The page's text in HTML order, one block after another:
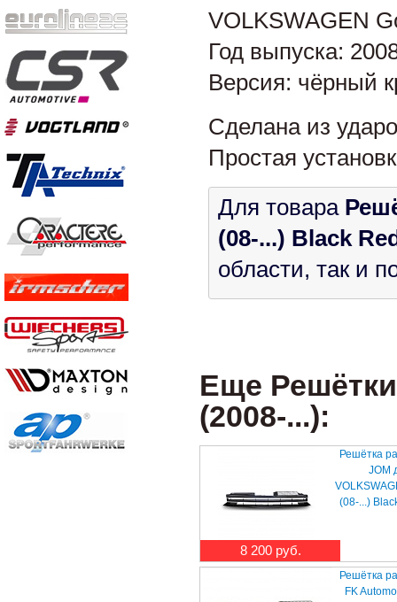
VOLKSWAGEN
Год выпуска:
Версия: чёрный
Сделана из
Простая
Для товара
(08-...) Black
области, так и
Еще
(2008-...):
8 200 руб.
Решётка
JOM
(08-...)
Решётка
FK